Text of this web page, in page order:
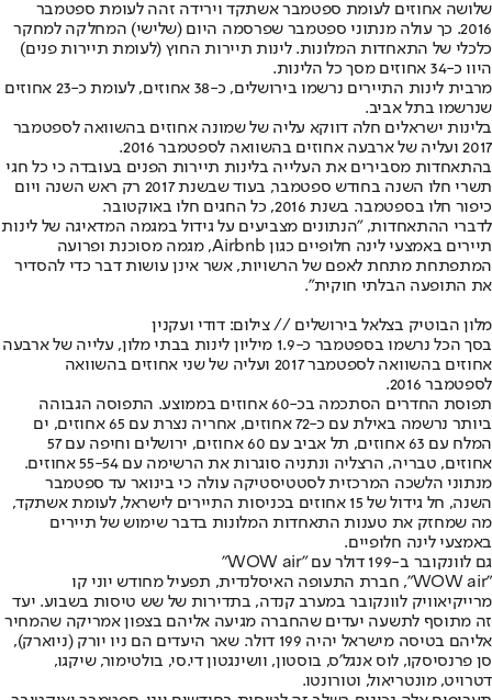
שלושה אחוזים לעומת ספטמבר אשתקד וירידה זהה לעומת ספטמבר
2016. כך עולה מנתוני ספטמבר שפרסמה היום (שלישי) המחלקה למחקר
כלכלי של התאחדות המלונות. לינות תיירות החוץ (לעומת תיירות פנים)
היוו כ-34 אחוזים מסך כל הלינות.
מרבית לינות התיירים נרשמו בירושלים, כ-38 אחוזים, לעומת כ-23 אחוזים
שנרשמו בתל אביב.
בלינות ישראלים חלה דווקא עליה של שמונה אחוזים בהשוואה לספטמבר
2017 ועליה של ארבעה אחוזים בהשוואה לספטמבר 2016.
בהתאחדות מסבירים את העלייה בלינות תיירות הפנים בעובדה כי כל חגי
תשרי חלו השנה בחודש ספטמבר, בעוד שבשנת 2017 רק ראש השנה ויום
כיפור חלו בספטמבר. בשנת 2016, כל החגים חלו באוקטובר.
לדברי ההתאחדות, "הנתונים מצביעים על גידול במגמה המדאיגה של לינות
תיירים באמצעי לינה חלופיים כגון Airbnb, מגמה מסוכנת ופרועה
המתפתחת מתחת לאפם של הרשויות, אשר אינן עושות דבר כדי להסדיר
את התופעה הבלתי חוקית".
מלון הבוטיק בצלאל בירושלים // צילום: דודי ועקנין
בסך הכל נרשמו בספטמבר כ-1.9 מיליון לינות בבתי מלון, עלייה של ארבעה
אחוזים בהשוואה לספטמבר 2017 ועליה של שני אחוזים בהשוואה
לספטמבר 2016.
תפוסת החדרים הסתכמה בכ-60 אחוזים בממוצע. התפוסה הגבוהה
ביותר נרשמה באילת עם כ-72 אחוזים, אחריה נצרת עם 65 אחוזים, ים
המלח עם 63 אחוזים, תל אביב עם 60 אחוזים, ירושלים וחיפה עם 57
אחוזים, טבריה, הרצליה ונתניה סוגרות את הרשימה עם 55-54 אחוזים.
מנתוני הלשכה המרכזית לסטטיסטיקה עולה כי בינואר עד ספטמבר
השנה, חל גידול של 15 אחוזים בכניסות התיירים לישראל, לעומת אשתקד,
מה שמחזק את טענות התאחדות המלונות בדבר שימוש של תיירים
באמצעי לינה חלופיים.
גם לוונקובר ב-199 דולר עם "WOW air"
"WOW air", חברת התעופה האיסלנדית, תפעיל מחודש יוני קו
מרייקיאוויק לוונקובר במערב קנדה, בתדירות של שש טיסות בשבוע. יעד
זה מתוסף לתשעה יעדים שהחברה מגיעה אליהם בצפון אמריקה שהמחיר
אליהם בטיסה מישראל יהיה 199 דולר. שאר היעדים הם ניו יורק (ניוארק),
סן פרנסיסקו, לוס אנגל'ס, בוסטון, וושינגטון די.סי, בולטימור, שיקגו,
דטרויט, מונטריאול, וטורונטו.